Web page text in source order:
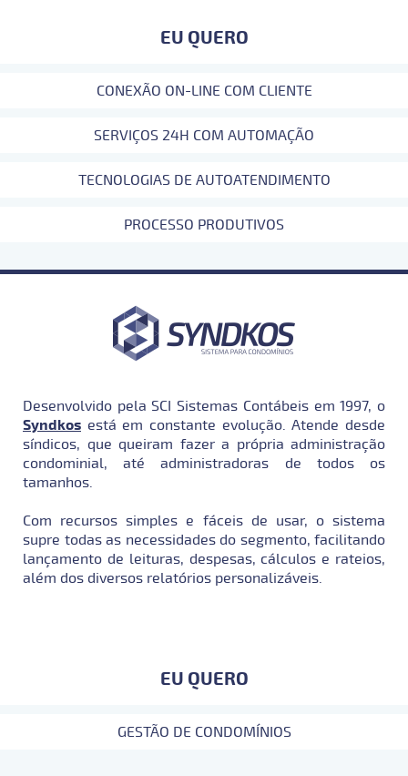
EU QUERO
CONEXÃO ON-LINE COM CLIENTE
SERVIÇOS 24H COM AUTOMAÇÃO
TECNOLOGIAS DE AUTOATENDIMENTO
PROCESSO PRODUTIVOS
Desenvolvido pela SCI Sistemas Contábeis em 1997, o
Syndkos está em constante evolução. Atende desde
síndicos, que queiram fazer a própria administração
condominial, até administradoras de todos os
tamanhos.
Com recursos simples e fáceis de usar, o sistema
supre todas as necessidades do segmento, facilitando
lançamento de leituras, despesas, cálculos e rateios,
além dos diversos relatórios personalizáveis.
EU QUERO
GESTÃO DE CONDOMÍNIOS